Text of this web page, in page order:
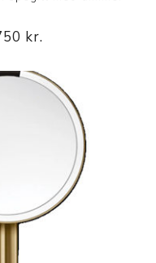
kr.